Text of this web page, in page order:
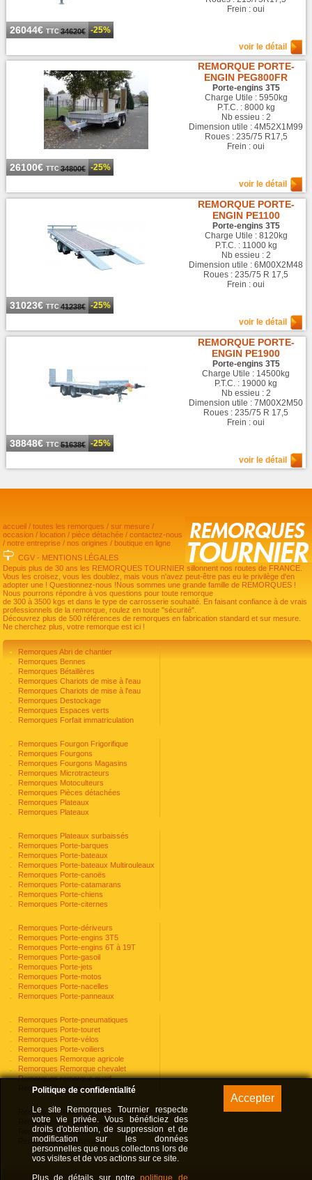
26044€TTC 34620€ -25%
Frein : oui
voir le détail
26100€TTC 34800€ -25%
REMORQUE PORTE-
ENGIN PEG800FR
Porte-engins 3T5
Charge Utile : 5950kg
P.T.C. : 8000 kg
Nb essieu : 2
Dimension utile : 4M52X1M99
Roues : 235/75 R17,5
Frein : oui
voir le détail
31023€TTC 41238€ -25%
REMORQUE PORTE-
ENGIN PE1100
Porte-engins 3T5
Charge Utile : 8120kg
P.T.C. : 11000 kg
Nb essieu : 2
Dimension utile : 6M00X2M48
Roues : 235/75 R 17,5
Frein : oui
voir le détail
38848€TTC 51638€ -25%
REMORQUE PORTE-
ENGIN PE1900
Porte-engins 3T5
Charge Utile : 14500kg
P.T.C. : 19000 kg
Nb essieu : 2
Dimension utile : 7M00X2M50
Roues : 235/75 R 17,5
Frein : oui
voir le détail
accueil /toutes les remorques /sur mesure /
occasion / location / pièce détachée /contactez-nous
/ notre entreprise / nos origines / boutique en ligne
CGV - MENTIONS LÉGALES
Depuis plus de 30 ans les REMORQUES TOURNIER sillonnent nos routes de FRANCE.
Vous les croisez, vous les doublez, mais vous n'avez peut-être pas eu le privilège d'en
adopter une ! Questionnez-nous !Nous sommes une grande famille de REMORQUES !
Nous pourrons répondre à vos questions pour toute remorque
de 300 à 3500 kgs et dans le type de carrosserie souhaité. En faisant confiance à de vrais
professionnels de la remorque, roulez en toute "sécurité".
Découvrez plus de 500 références de remorques en fabrication standard et sur mesure.
Ne cherchez plus, votre remorque est ici !
Remorques Abri de chantier
Remorques Bennes
Remorques Bétaillères
Remorques Chariots de mise à l'eau
Remorques Chariots de mise à l'eau
Remorques Destockage
Remorques Espaces verts
Remorques Forfait immatriculation
Remorques Fourgon Frigorifique
Remorques Fourgons
Remorques Fourgons Magasins
Remorques Microtracteurs
Remorques Motoculteurs
Remorques Pièces détachées
Remorques Plateaux
Remorques Plateaux
Remorques Plateaux surbaissés
Remorques Porte-barques
Remorques Porte-bateaux
Remorques Porte-bateaux Multirouleaux
Remorques Porte-canoës
Remorques Porte-catamarans
Remorques Porte-chiens
Remorques Porte-citernes
Remorques Porte-dériveurs
Remorques Porte-engins 3T5
Remorques Porte-engins 6T à 19T
Remorques Porte-gasoil
Remorques Porte-jets
Remorques Porte-motos
Remorques Porte-nacelles
Remorques Porte-panneaux
Remorques Porte-pneumatiques
Remorques Porte-touret
Remorques Porte-vélos
Remorques Porte-voiliers
Remorques Remorque agricole
Remorques Remorque chevalet
Remorques remorque quad
Remorques remorque voiture
Remorques Remorques échafaudages
Remorques Tri-bennes agraire
Remorques Utilitaires
Remorques Van chevaux
Politique de confidentialité
Le site Remorques Tournier respecte
votre vie privée. Vous bénéficiez des
droits d'obtention, de suppression et de
modification sur les données
personnelles que nous collectons lors de
vos visites et de vos actions sur ce site.
Plus de détails sur notrepolitique de